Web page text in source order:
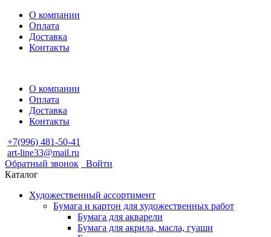
О компании
Оплата
Доставка
Контакты
О компании
Оплата
Доставка
Контакты
+7(996) 481-50-41
art-line33@mail.ru
Обратный звонок
Войти
Каталог
Художественный ассортимент
Бумага и картон для художественных работ
Бумага для акварели
Бумага для акрила, масла, гуаши